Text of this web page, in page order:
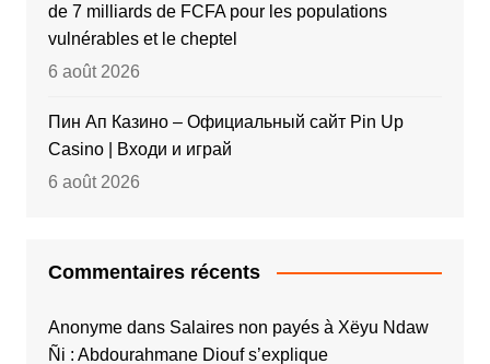
de 7 milliards de FCFA pour les populations
vulnérables et le cheptel
6 août 2026
Пин Ап Казино – Официальный сайт Pin Up
Casino | Входи и играй
6 août 2026
Commentaires récents
Anonymedans Salaires non payés à Xëyu Ndaw
Ñi : Abdourahmane Diouf s’explique